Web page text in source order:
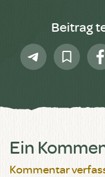
Beitrag
Telegram
In
Ein
Kommentar